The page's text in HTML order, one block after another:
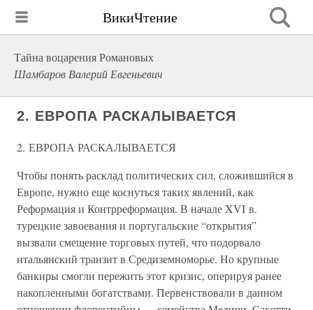
ВикиЧтение
Тайна воцарения Романовых
Шамбаров Валерий Евгеньевич
2. ЕВРОПА РАСКАЛЫВАЕТСЯ
2. ЕВРОПА РАСКАЛЫВАЕТСЯ
Чтобы понять расклад политических сил, сложившийся в
Европе, нужно еще коснуться таких явлений, как
Реформация и Контрреформация. В начале XVI в.
турецкие завоевания и португальские “открытия”
вызвали смещение торговых путей, что подорвало
итальянский транзит в Средиземноморье. Но крупные
банкиры смогли пережить этот кризис, оперируя ранее
накопленными богатствами. Первенствовали в данном